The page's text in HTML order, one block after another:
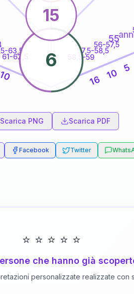
anni
56-57,5
57,5-58,5
58,5-59
61-62,5
63,5
5
10
16
10
6
15
55
Scarica PNG Scarica PDF
Facebook Twitter
⭐ ⭐ ⭐ ⭐ ⭐
che hanno già
personalizzate realizzate con